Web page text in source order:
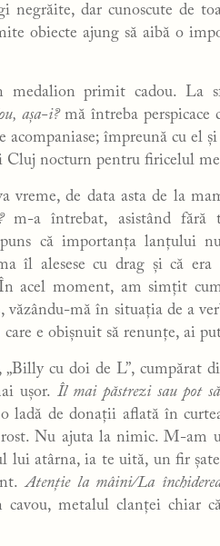
negrăite, dar cunoscute de
obiecte ajung să aibă o
primit cadou. La
așa-i? mă întreba perspicace
împreună cu el
Cluj nocturn pentru firicelul
de data asta de la
m-a întrebat, asistând fără
că importanța lanțului
îl alesese cu drag și că era
acel moment, am simțit
mă în situația de a
e obișnuit să renunțe, ai
cu doi de L”, cumpărat
ușor. Îl mai păstrezi sau pot
ladă de donații aflată în
Nu ajuta la nimic. M-am
lui atârna, ia te uită, un fir
Atenție la mâini/La
metalul clanței chiar